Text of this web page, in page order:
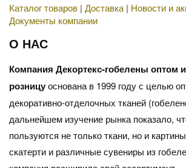
Каталог товаров | Доставка | Новости и
Документы компании
О НАС
Компания Декортекс-гобелены оптом
розницуоснована в 1999 году с целью
декоративно-отделочных тканей
дальнейшем изучение рынка показало,
пользуются не только ткани, но и
скатерти и различные сувениры из